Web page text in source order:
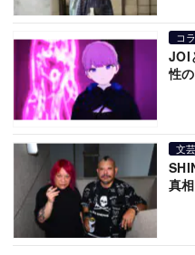
コ
JOI
性
文芸
真相